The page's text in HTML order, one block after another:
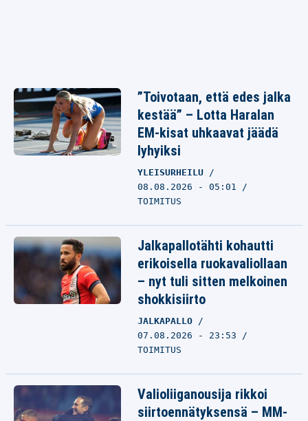
”Toivotaan, että edes jalka
kestää” – Lotta Haralan
EM-kisat uhkaavat jäädä
lyhyiksi
YLEISURHEILU
08.08.2026 - 05:01
TOIMITUS
Jalkapallotähti kohautti
erikoisella ruokavaliollaan
– nyt tuli sitten melkoinen
shokkisiirto
JALKAPALLO
07.08.2026 - 23:53
TOIMITUS
Valioliiganousija rikkoi
siirtoennätyksensä – MM-